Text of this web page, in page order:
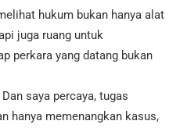
hukum bukan hanya alat
juga ruang untuk
perkara yang datang bukan
saya percaya, tugas
hanya memenangkan kasus,